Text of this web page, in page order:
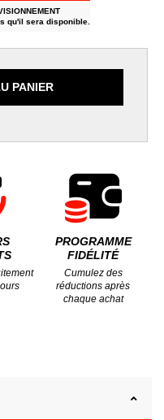
qu'il sera disponible.
PANIER
PROGRAMME
FIDÉLITÉ
Cumulez des
réductions après
chaque achat